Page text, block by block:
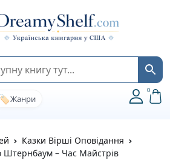
🏷️Жанри
0
Казки Вірші Оповідання
Штернбаум – Час Майстрів